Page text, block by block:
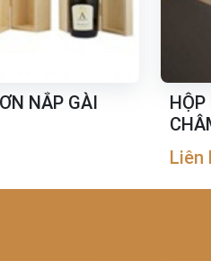
NẮP GÀI
HỘP
Liên